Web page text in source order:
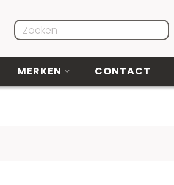
MERKEN CONTACT